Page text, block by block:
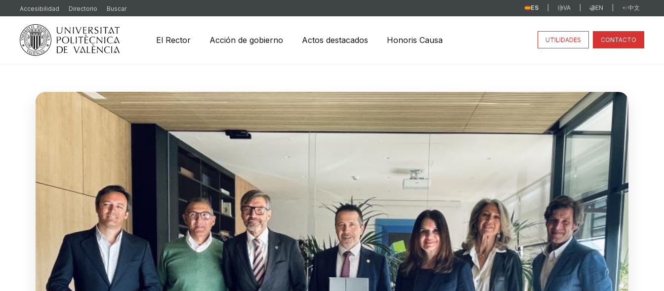
Accesibilidad Directorio Buscar ES VA EN 中文
El Rector Acción de gobierno Actos destacados Honoris Causa UTILIDADES CONTACTO